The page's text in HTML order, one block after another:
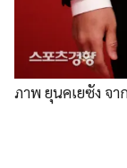
ภาพ ยุนคเยซัง จา